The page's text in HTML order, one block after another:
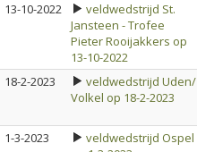
13-10-2022
veldwedstrijd St.
Jansteen - Trofee
Pieter Rooijakkers op
13-10-2022
18-2-2023
veldwedstrijd Uden/
Volkel op 18-2-2023
1-3-2023
veldwedstrijd Ospel